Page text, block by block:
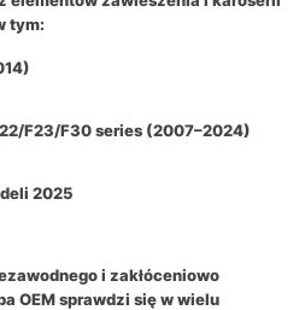
tym:
F23/F30 series (2007–2024)
2025
i zakłóceniowo
OEM sprawdzi się w wielu